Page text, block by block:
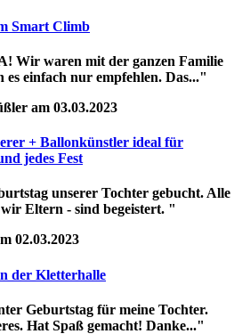
Smart Climb
Wir waren mit der ganzen Familie
einfach nur empfehlen. Das..."
am 03.03.2023
+ Ballonkünstler ideal für
jedes Fest
unserer Tochter gebucht. Alle
Eltern - sind begeistert. "
02.03.2023
der Kletterhalle
Geburtstag für meine Tochter.
Hat Spaß gemacht! Danke..."